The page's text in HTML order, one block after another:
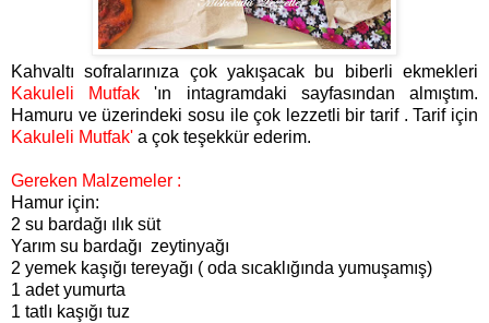
Kahvaltı sofralarınıza çok yakışacak bu biberli ekmekleri
Kakuleli Mutfak 'ın intagramdaki sayfasından almıştım.
Hamuru ve üzerindeki sosu ile çok lezzetli bir tarif . Tarif için
Kakuleli Mutfak' a çok teşekkür ederim.
Gereken Malzemeler :
Hamur için:
2 su bardağı ılık süt
Yarım su bardağı zeytinyağı
2 yemek kaşığı tereyağı ( oda sıcaklığında yumuşamış)
1 adet yumurta
1 tatlı kaşığı tuz